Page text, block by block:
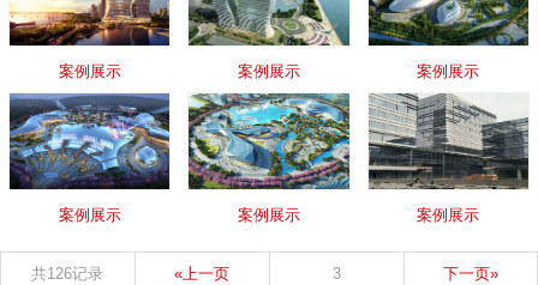
案例展示 案例展示 案例展示
案例展示 案例展示 案例展示
共126记录 «上一页 3 下一页»